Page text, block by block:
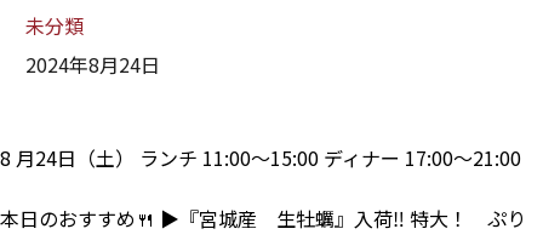
未分類
2024年8月24日
8 月24日（土） ランチ 11:00～15:00 ディナー 17:00～21:00
本日のおすすめ🍴 ▶『宮城産 生牡蠣』入荷‼ 特大！ ぷり